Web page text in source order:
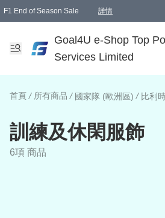
F1 End of Season Sale 詳情
Goal4U e-Shop Top
Services Limited
首頁 / 所有商品 / 國家隊 (歐洲區) / 比利
訓練及休閑服飾
6項 商品